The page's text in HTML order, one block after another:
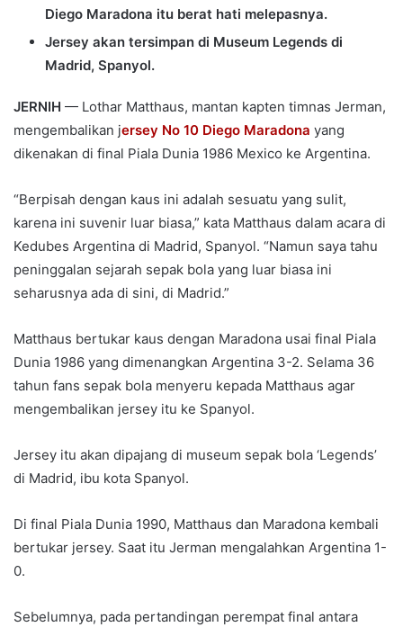
Diego Maradona itu berat hati melepasnya.
Jersey akan tersimpan di Museum Legends di
Madrid, Spanyol.
JERNIH — Lothar Matthaus, mantan kapten timnas Jerman,
mengembalikan jersey No 10 Diego Maradona yang
dikenakan di final Piala Dunia 1986 Mexico ke Argentina.
“Berpisah dengan kaus ini adalah sesuatu yang sulit,
karena ini suvenir luar biasa,” kata Matthaus dalam acara di
Kedubes Argentina di Madrid, Spanyol. “Namun saya tahu
peninggalan sejarah sepak bola yang luar biasa ini
seharusnya ada di sini, di Madrid.”
Matthaus bertukar kaus dengan Maradona usai final Piala
Dunia 1986 yang dimenangkan Argentina 3-2. Selama 36
tahun fans sepak bola menyeru kepada Matthaus agar
mengembalikan jersey itu ke Spanyol.
Jersey itu akan dipajang di museum sepak bola ‘Legends’
di Madrid, ibu kota Spanyol.
Di final Piala Dunia 1990, Matthaus dan Maradona kembali
bertukar jersey. Saat itu Jerman mengalahkan Argentina 1-
0.
Sebelumnya, pada pertandingan perempat final antara